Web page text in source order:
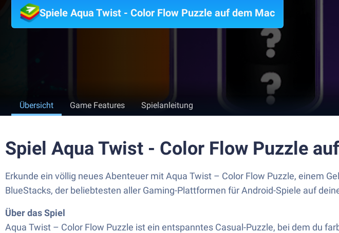
Spiele Aqua Twist - Color Flow Puzzle auf dem Mac
Übersicht Game Features Spielanleitung
Spiel Aqua Twist - Color Flow Puzzle
Erkunde ein völlig neues Abenteuer mit Aqua Twist – Color Flow Puzzle, einem
BlueStacks, der beliebtesten aller Gaming-Plattformen für Android-Spiele auf
Über das Spiel
Aqua Twist – Color Flow Puzzle ist ein entspanntes Casual-Puzzle, bei dem du